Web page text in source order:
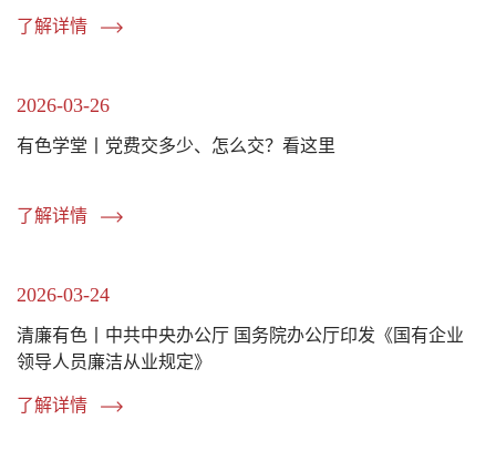
了解详情
2026-03-26
有色学堂丨党费交多少、怎么交？看这里
了解详情
2026-03-24
清廉有色丨中共中央办公厅 国务院办公厅印发《国有企业
领导人员廉洁从业规定》
了解详情